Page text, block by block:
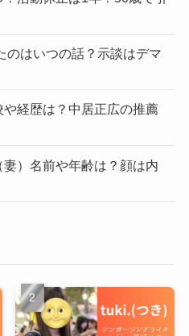
のはいつの話？示談はデマ
経歴は？中居正広の推薦
妻）名前や年齢は？顔は内